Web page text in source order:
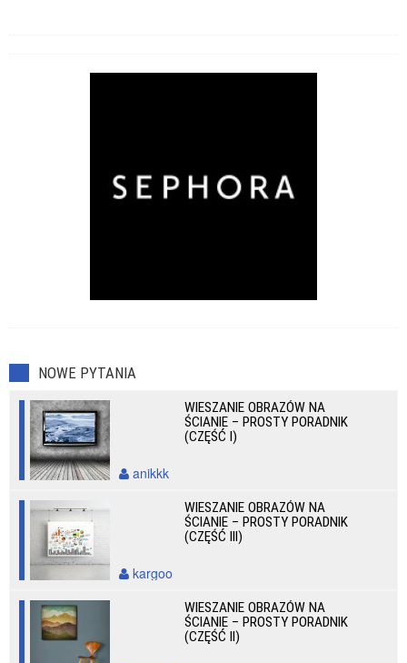
NOWE PYTANIA
WIESZANIE OBRAZÓW NA
ŚCIANIE – PROSTY PORADNIK
(CZĘŚĆ I)
anikkk
WIESZANIE OBRAZÓW NA
ŚCIANIE – PROSTY PORADNIK
(CZĘŚĆ III)
kargoo
WIESZANIE OBRAZÓW NA
ŚCIANIE – PROSTY PORADNIK
(CZĘŚĆ II)